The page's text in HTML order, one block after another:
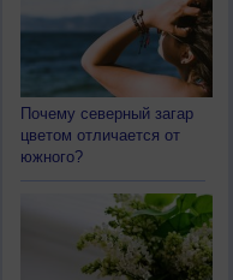
Почему северный загар
цветом отличается от
южного?